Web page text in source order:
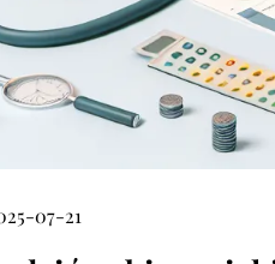
07-21